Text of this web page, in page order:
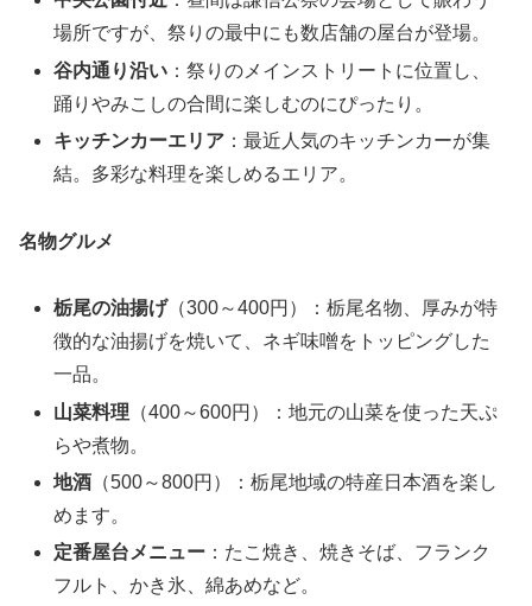
場所ですが、祭りの最中にも数店舗の屋台が登場。
谷内通り沿い ：祭りのメインストリートに位置し、
踊りやみこしの合間に楽しむのにぴったり。
キッチンカーエリア ：最近人気のキッチンカーが集
結。多彩な料理を楽しめるエリア。
名物グルメ
栃尾の油揚げ（300～400円）：栃尾名物、厚みが特
徴的な油揚げを焼いて、ネギ味噌をトッピングした
一品。
山菜料理 （400～600円）：地元の山菜を使った天ぷ
らや煮物。
地酒 （500～800円）：栃尾地域の特産日本酒を楽し
めます。
定番屋台メニュー ：たこ焼き、焼きそば、フランク
フルト、かき氷、綿あめなど。